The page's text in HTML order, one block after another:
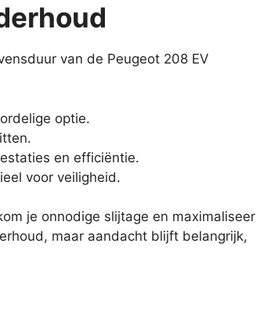
van de Peugeot 208 EV
optie.
en efficiëntie.
voor veiligheid.
je onnodige slijtage en maximaliseer
maar aandacht blijft belangrijk,